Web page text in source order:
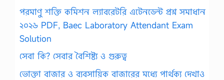
পরমাণু শক্তি কমিশন ল্যাবরেটরি এটেনডেন্ট প্রশ্ন সমাধান
২০২৬ PDF, Baec Laboratory Attendant Exam
Solution
সেবা কি? সেবার বৈশিষ্ট্য ও গুরুত্ব
ভোক্তা বাজার ও ব্যবসায়িক বাজারের মধ্যে পার্থক্য দেখাও